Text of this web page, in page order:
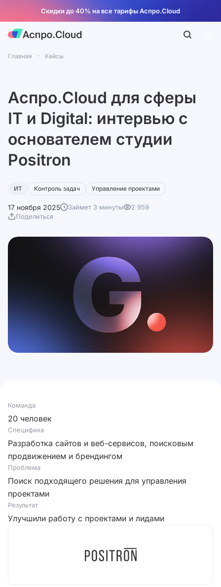
Скидки до 40% на все тарифы Аспро.Cloud
Главная Кейсы
Аспро.Cloud для сферы
IT и Digital: интервью с
основателем студии
Positron
ИТ Контроль задач Управление проектами
17 ноября 2025 Займет 3 минуты
2 959
Поделиться
Команда
20 человек
Специфика
Разработка сайтов и веб-сервисов, поисковым
продвижением и брендингом
Проблема
Поиск подходящего решения для управления
проектами
Результат
Улучшили работу с проектами и лидами